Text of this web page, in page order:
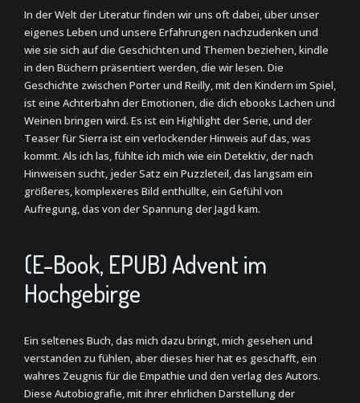
In der Welt der Literatur finden wir uns oft dabei, über unser
eigenes Leben und unsere Erfahrungen nachzudenken und
wie sie sich auf die Geschichten und Themen beziehen, kindle
in den Büchern präsentiert werden, die wir lesen. Die
Geschichte zwischen Porter und Reilly, mit den Kindern im Spiel,
ist eine Achterbahn der Emotionen, die dich ebooks Lachen und
Weinen bringen wird. Es ist ein Highlight der Serie, und der
Teaser für Sierra ist ein verlockender Hinweis auf das, was
kommt. Als ich las, fühlte ich mich wie ein Detektiv, der nach
Hinweisen sucht, jeder Satz ein Puzzleteil, das langsam ein
größeres, komplexeres Bild enthüllte, ein Gefühl von
Aufregung, das von der Spannung der Jagd kam.
(E-Book, EPUB) Advent im
Hochgebirge
Ein seltenes Buch, das mich dazu bringt, mich gesehen und
verstanden zu fühlen, aber dieses hier hat es geschafft, ein
wahres Zeugnis für die Empathie und den verlag des Autors.
Diese Autobiografie, mit ihrer ehrlichen Darstellung der